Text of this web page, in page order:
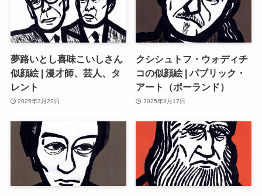
夢路いとし喜味こいしさん
似顔絵 | 漫才師、芸人、タ
レント
2025年3月22日
クシシュトフ・ウォディチ
コの似顔絵 | パブリック・
アート（ポーランド）
2025年3月17日